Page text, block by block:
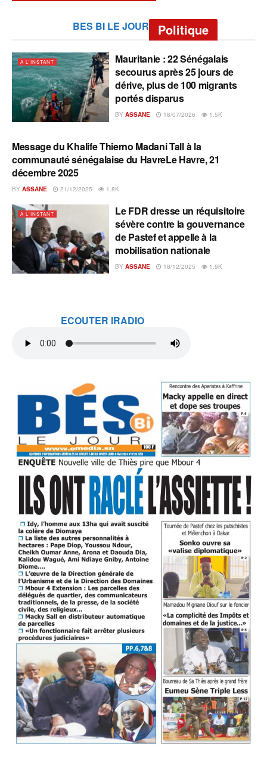
BES BI LE JOUR Politique
A L'INSTANT
Mauritanie : 22 Sénégalais
secourus après 25 jours de
dérive, plus de 100 migrants
portés disparus
BY ASSANE 18/07/2026 1.5K
A L'INSTANT
Message du Khalife Thierno Madani Tall à la
communauté sénégalaise du HavreLe Havre, 21
décembre 2025
BY ASSANE 21/12/2025 1.8K
A L'INSTANT
Le FDR dresse un réquisitoire
sévère contre la gouvernance
de Pastef et appelle à la
mobilisation nationale
BY ASSANE 18/12/2025 1.9K
ECOUTER IRADIO